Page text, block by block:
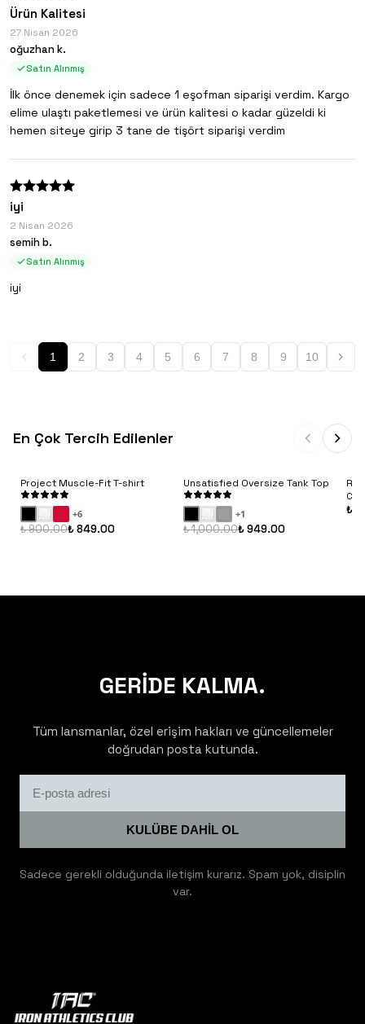
Ürün Kalitesi
27 Nisan 2026
oğuzhan k.
Satın Alınmış
İlk önce denemek için sadece 1 eşofman siparişi verdim. Kargo
elime ulaştı paketlemesi ve ürün kalitesi o kadar güzeldi ki
hemen siteye girip 3 tane de tişört siparişi verdim
iyi
2 Nisan 2026
semih b.
Satın Alınmış
iyi
1 2 3 4 5 6 7 8 9 10
En Çok Tercih Edilenler
Project Muscle-Fit T-shirt
+6
₺ 900.00₺ 849.00
Unsatisfied Oversize Tank Top
+1
₺ 1,000.00₺ 949.00
₺
GERİDE KALMA.
Tüm lansmanlar, özel erişim hakları ve güncellemeler
doğrudan posta kutunda.
KULÜBE DAHİL OL
Sadece gerekli olduğunda iletişim kurarız. Spam yok, disiplin
var.